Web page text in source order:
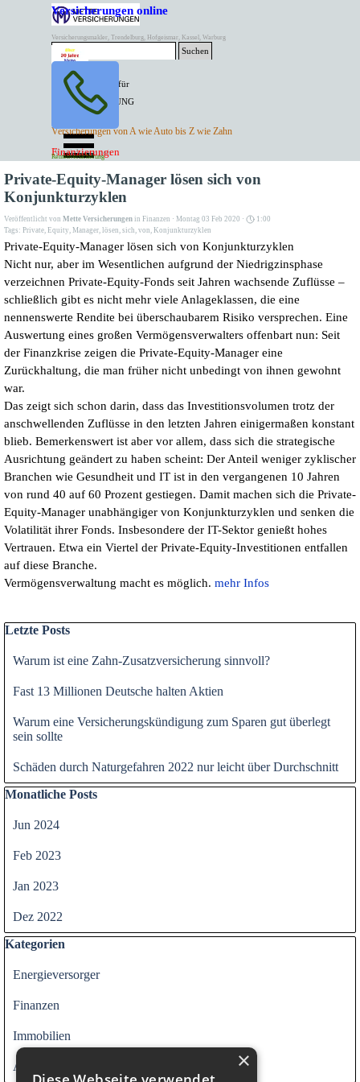
Direkt zum Seiteninhalt
Versicherungen online
Versicherungsmakler, Trendelburg, Hofgeismar, Kassel, Warburg
BESTER PREIS für
SPITZEN LEISTUNG
ANGEBOTE
Versicherungen von A wie Auto bis Z wie Zahn
Kontakt Tel. 05671/7799991
Mette Versicherungen
Suchen
Versicherungen
Finanzierungen
Rentenversicherung
Menü überspringen
Private-Equity-Manager lösen sich von
Konjunkturzyklen
Veröffentlicht von Mette Versicherungen in Finanzen · Montag 03 Feb 2020 ·
1:00
Tags: Private, Equity, Manager, lösen, sich, von, Konjunkturzyklen
Private-Equity-Manager lösen sich von Konjunkturzyklen
Nicht nur, aber im Wesentlichen aufgrund der Niedrigzinsphase
verzeichnen Private-Equity-Fonds seit Jahren wachsende Zuflüsse –
schließlich gibt es nicht mehr viele Anlageklassen, die eine
nennenswerte Rendite bei überschaubarem Risiko versprechen. Eine
Auswertung eines großen Vermögensverwalters offenbart nun: Seit
der Finanzkrise zeigen die Private-Equity-Manager eine
Zurückhaltung, die man früher nicht unbedingt von ihnen gewohnt
war.
Das zeigt sich schon darin, dass das Investitionsvolumen trotz der
anschwellenden Zuflüsse in den letzten Jahren einigermaßen konstant
blieb. Bemerkenswert ist aber vor allem, dass sich die strategische
Ausrichtung geändert zu haben scheint: Der Anteil weniger zyklischer
Branchen wie Gesundheit und IT ist in den vergangenen 10 Jahren
von rund 40 auf 60 Prozent gestiegen. Damit machen sich die Private-
Equity-Manager unabhängiger von Konjunkturzyklen und senken die
Volatilität ihrer Fonds. Insbesondere der IT-Sektor genießt hohes
Vertrauen. Etwa ein Viertel der Private-Equity-Investitionen entfallen
auf diese Branche.
Vermögensverwaltung macht es möglich. mehr Infos
Block überspringen Letzte Posts
Letzte Posts
Warum ist eine Zahn-Zusatzversicherung sinnvoll?
Fast 13 Millionen Deutsche halten Aktien
Warum eine Versicherungskündigung zum Sparen gut überlegt
sein sollte
Schäden durch Naturgefahren 2022 nur leicht über Durchschnitt
Block überspringen Monatliche Posts
Monatliche Posts
Jun 2024
Feb 2023
Jan 2023
Dez 2022
Block überspringen Kategorien
Kategorien
Energieversorger
Finanzen
Immobilien
Alle Kategorien ×